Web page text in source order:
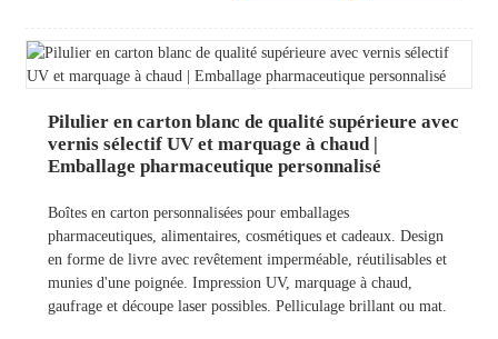
Pilulier en carton blanc de qualité supérieure avec
vernis sélectif UV et marquage à chaud |
Emballage pharmaceutique personnalisé
Boîtes en carton personnalisées pour emballages
pharmaceutiques, alimentaires, cosmétiques et cadeaux. Design
en forme de livre avec revêtement imperméable, réutilisables et
munies d'une poignée. Impression UV, marquage à chaud,
gaufrage et découpe laser possibles. Pelliculage brillant ou mat.